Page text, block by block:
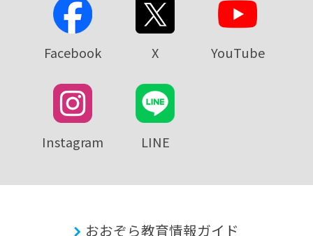
Facebook X YouTube
Instagram LINE
おおぞら教育情報ガイド